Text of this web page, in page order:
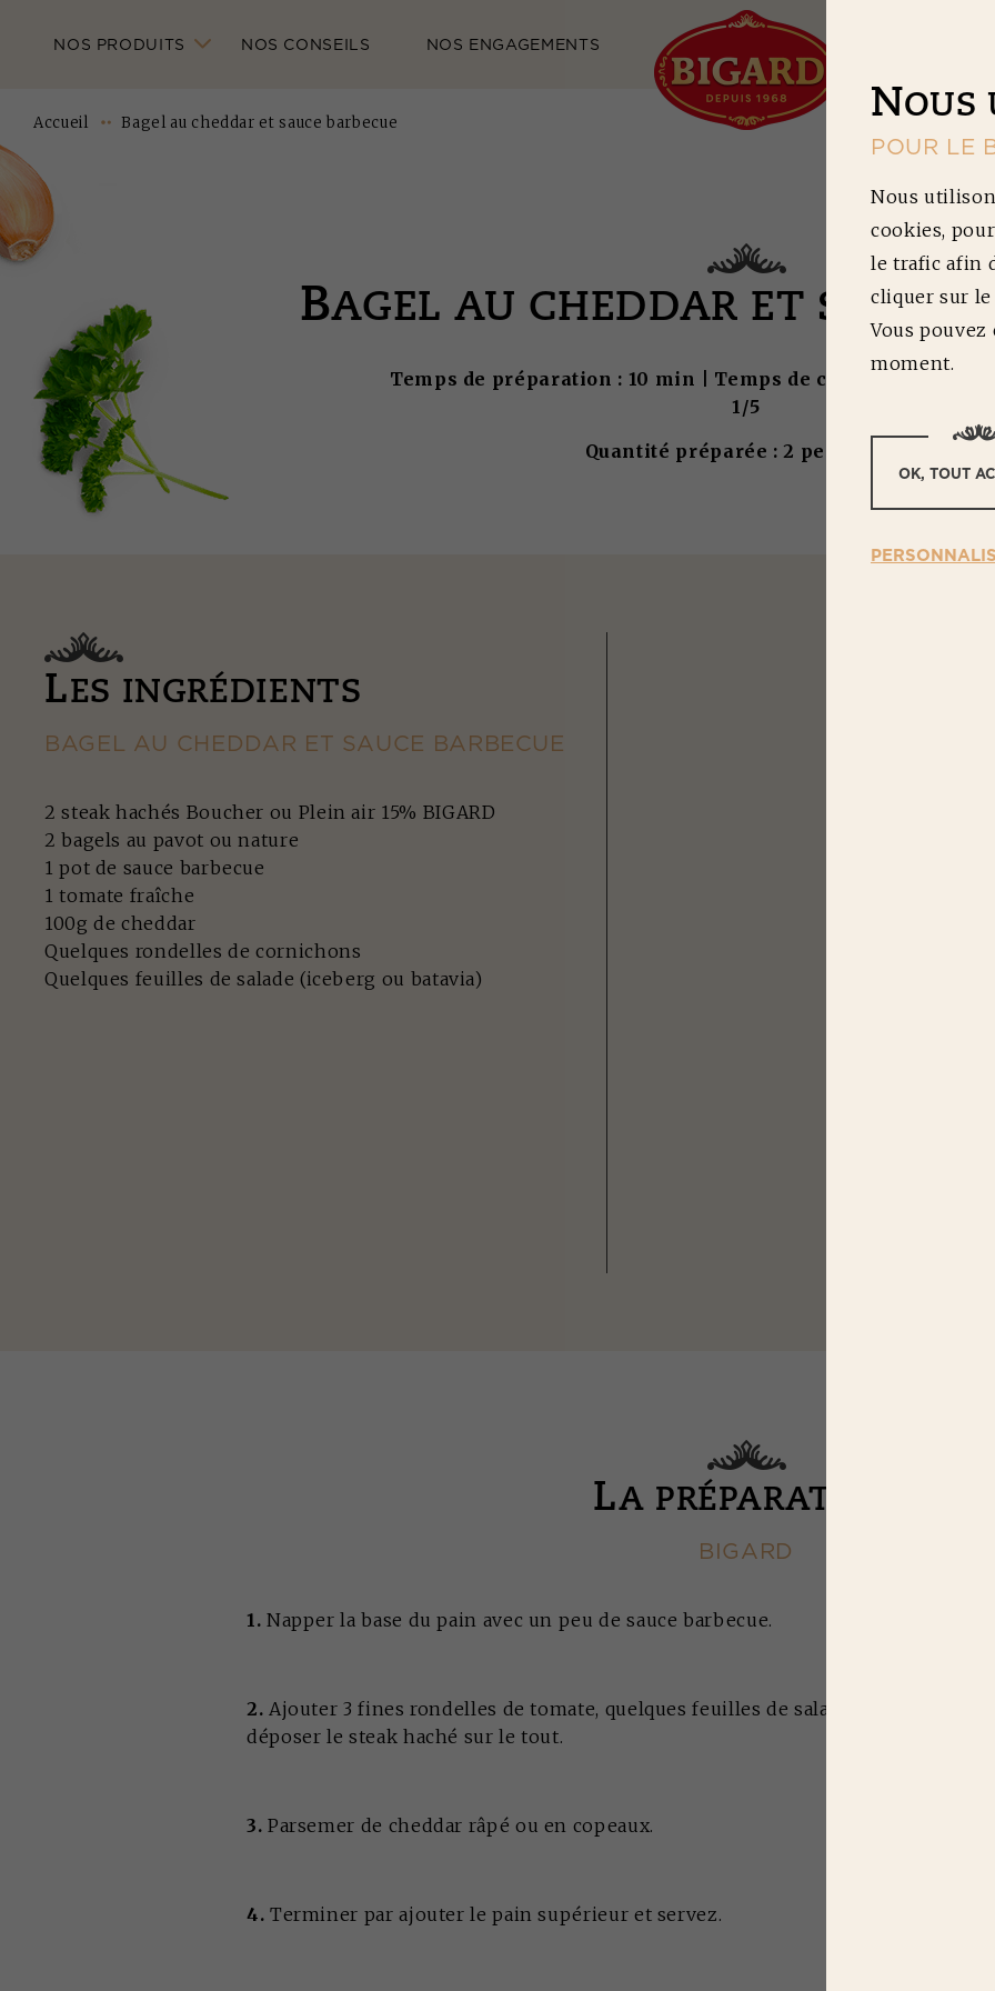
NOS PRODUITS NOS CONSEILS NOS ENGAGEMENTS
Accueil Bagel au cheddar et sauce barbecue
BAGEL AU CHEDDAR ET SAUCE
Temps de préparation : 10 min | Temps de cuisson : 10 min |
1/5
Quantité préparée : 2 personnes
LES INGRÉDIENTS
BAGEL AU CHEDDAR ET SAUCE BARBECUE
2 steak hachés Boucher ou Plein air 15% BIGARD
2 bagels au pavot ou nature
1 pot de sauce barbecue
1 tomate fraîche
100g de cheddar
Quelques rondelles de cornichons
Quelques feuilles de salade (iceberg ou batavia)
LA PRÉPARATION
BIGARD
1. Napper la base du pain avec un peu de sauce barbecue.
2. Ajouter 3 fines rondelles de tomate, quelques feuilles de salade, quelques
déposer le steak haché sur le tout.
3. Parsemer de cheddar râpé ou en copeaux.
4. Terminer par ajouter le pain supérieur et servez.
NOUS
POUR LE
Nous
cookies,
le trafic afin
cliquer sur
Vous
moment.
OK, TOUT